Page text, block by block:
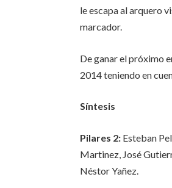
le escapa al arquero
marcador.
De ganar el próximo
2014 teniendo en
Síntesis
Pilares 2: Esteban
Martinez, José
Néstor Yañez.